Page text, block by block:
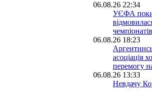
06.08.26 22:34
УЄФА
06.08.26 18:23
асоціація
перемогу
06.08.26 13:33
Невдачу